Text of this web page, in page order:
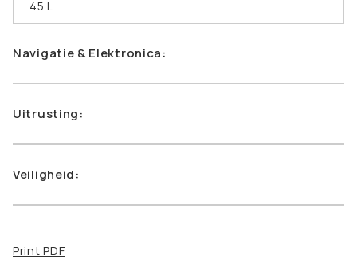
45 L
Navigatie & Elektronica:
Uitrusting:
Veiligheid:
Print PDF